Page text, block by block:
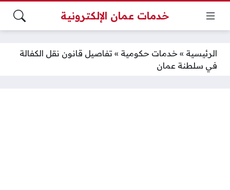
خدمات عمان الإلكترونية
الرئيسية » خدمات حكومية » تفاصيل قانون نقل الكفالة
في سلطنة عمان